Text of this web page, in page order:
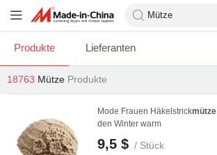
Produkte Lieferanten
18763 Mütze Produkte
Mode Frauen Häkelstrickmütze
den Winter warm
9,5 $ / Stück